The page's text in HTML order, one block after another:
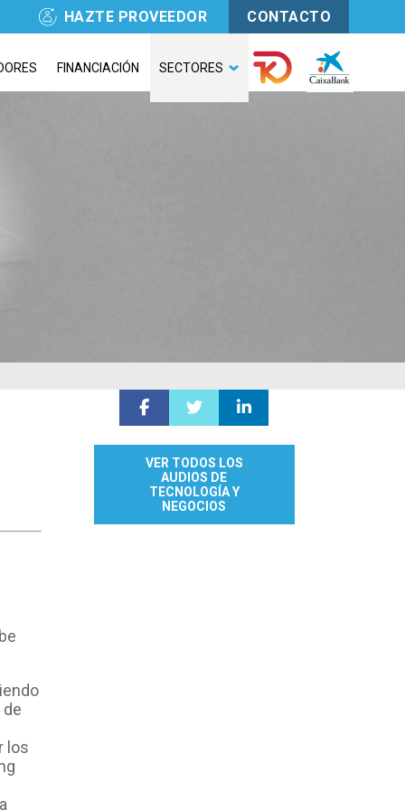
HAZTE PROVEEDOR CONTACTO
FINANCIACIÓN SECTORES
los
VER TODOS LOS
AUDIOS DE
TECNOLOGÍA Y
NEGOCIOS